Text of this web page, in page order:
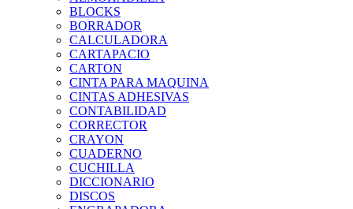
BLOCKS
BORRADOR
CALCULADORA
CARTAPACIO
CARTON
CINTA PARA MAQUINA
CINTAS ADHESIVAS
CONTABILIDAD
CORRECTOR
CRAYON
CUADERNO
CUCHILLA
DICCIONARIO
DISCOS